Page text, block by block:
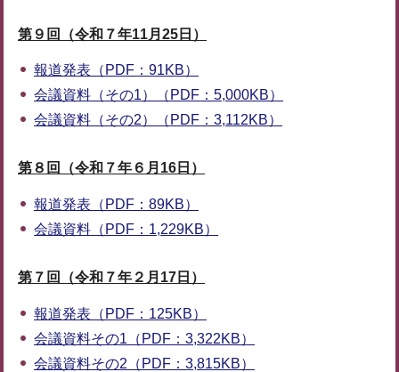
第９回（令和７年11月25日）
報道発表（PDF：91KB）
会議資料（その1）（PDF：5,000KB）
会議資料（その2）（PDF：3,112KB）
第８回（令和７年６月16日）
報道発表（PDF：89KB）
会議資料（PDF：1,229KB）
第７回（令和７年２月17日）
報道発表（PDF：125KB）
会議資料その1（PDF：3,322KB）
会議資料その2（PDF：3,815KB）